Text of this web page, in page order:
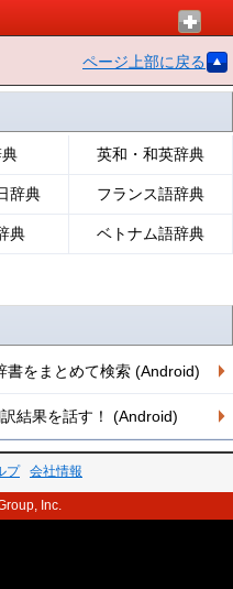
ページ上部に戻る
英和・和英辞典
辞典 フランス語辞典
典 ベトナム語辞典
書をまとめて検索 (Android)
結果を話す！ (Android)
プ 会社情報
Inc.